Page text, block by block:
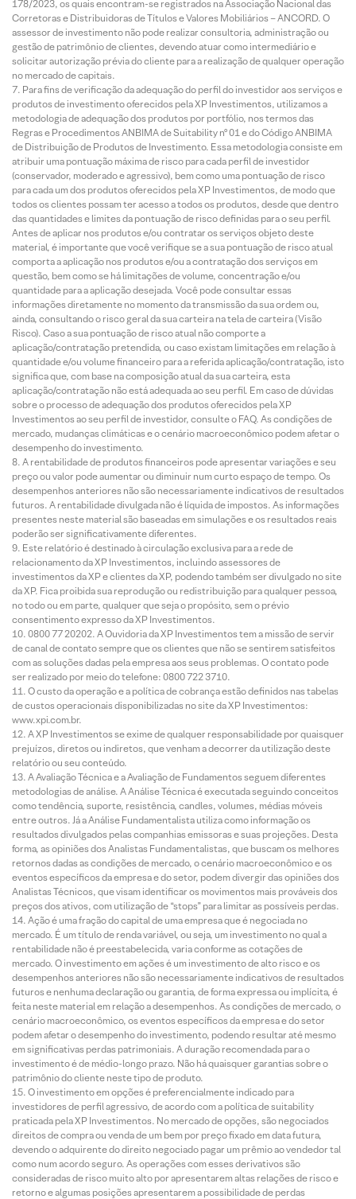
178/2023, os quais encontram-se registrados na Associação Nacional das
Corretoras e Distribuidoras de Títulos e Valores Mobiliários – ANCORD. O
assessor de investimento não pode realizar consultoria, administração ou
gestão de patrimônio de clientes, devendo atuar como intermediário e
solicitar autorização prévia do cliente para a realização de qualquer operação
no mercado de capitais.
Para fins de verificação da adequação do perfil do investidor aos serviços e
produtos de investimento oferecidos pela XP Investimentos, utilizamos a
metodologia de adequação dos produtos por portfólio, nos termos das
Regras e Procedimentos ANBIMA de Suitability nº 01 e do Código ANBIMA
de Distribuição de Produtos de Investimento. Essa metodologia consiste em
atribuir uma pontuação máxima de risco para cada perfil de investidor
(conservador, moderado e agressivo), bem como uma pontuação de risco
para cada um dos produtos oferecidos pela XP Investimentos, de modo que
todos os clientes possam ter acesso a todos os produtos, desde que dentro
das quantidades e limites da pontuação de risco definidas para o seu perfil.
Antes de aplicar nos produtos e/ou contratar os serviços objeto deste
material, é importante que você verifique se a sua pontuação de risco atual
comporta a aplicação nos produtos e/ou a contratação dos serviços em
questão, bem como se há limitações de volume, concentração e/ou
quantidade para a aplicação desejada. Você pode consultar essas
informações diretamente no momento da transmissão da sua ordem ou,
ainda, consultando o risco geral da sua carteira na tela de carteira (Visão
Risco). Caso a sua pontuação de risco atual não comporte a
aplicação/contratação pretendida, ou caso existam limitações em relação à
quantidade e/ou volume financeiro para a referida aplicação/contratação, isto
significa que, com base na composição atual da sua carteira, esta
aplicação/contratação não está adequada ao seu perfil. Em caso de dúvidas
sobre o processo de adequação dos produtos oferecidos pela XP
Investimentos ao seu perfil de investidor, consulte o FAQ. As condições de
mercado, mudanças climáticas e o cenário macroeconômico podem afetar o
desempenho do investimento.
A rentabilidade de produtos financeiros pode apresentar variações e seu
preço ou valor pode aumentar ou diminuir num curto espaço de tempo. Os
desempenhos anteriores não são necessariamente indicativos de resultados
futuros. A rentabilidade divulgada não é líquida de impostos. As informações
presentes neste material são baseadas em simulações e os resultados reais
poderão ser significativamente diferentes.
Este relatório é destinado à circulação exclusiva para a rede de
relacionamento da XP Investimentos, incluindo assessores de
investimentos da XP e clientes da XP, podendo também ser divulgado no site
da XP. Fica proibida sua reprodução ou redistribuição para qualquer pessoa,
no todo ou em parte, qualquer que seja o propósito, sem o prévio
consentimento expresso da XP Investimentos.
0800 77 20202. A Ouvidoria da XP Investimentos tem a missão de servir
de canal de contato sempre que os clientes que não se sentirem satisfeitos
com as soluções dadas pela empresa aos seus problemas. O contato pode
ser realizado por meio do telefone: 0800 722 3710.
O custo da operação e a política de cobrança estão definidos nas tabelas
de custos operacionais disponibilizadas no site da XP Investimentos:
www.xpi.com.br.
A XP Investimentos se exime de qualquer responsabilidade por quaisquer
prejuízos, diretos ou indiretos, que venham a decorrer da utilização deste
relatório ou seu conteúdo.
A Avaliação Técnica e a Avaliação de Fundamentos seguem diferentes
metodologias de análise. A Análise Técnica é executada seguindo conceitos
como tendência, suporte, resistência, candles, volumes, médias móveis
entre outros. Já a Análise Fundamentalista utiliza como informação os
resultados divulgados pelas companhias emissoras e suas projeções. Desta
forma, as opiniões dos Analistas Fundamentalistas, que buscam os melhores
retornos dadas as condições de mercado, o cenário macroeconômico e os
eventos específicos da empresa e do setor, podem divergir das opiniões dos
Analistas Técnicos, que visam identificar os movimentos mais prováveis dos
preços dos ativos, com utilização de “stops” para limitar as possíveis perdas.
Ação é uma fração do capital de uma empresa que é negociada no
mercado. É um título de renda variável, ou seja, um investimento no qual a
rentabilidade não é preestabelecida, varia conforme as cotações de
mercado. O investimento em ações é um investimento de alto risco e os
desempenhos anteriores não são necessariamente indicativos de resultados
futuros e nenhuma declaração ou garantia, de forma expressa ou implícita, é
feita neste material em relação a desempenhos. As condições de mercado, o
cenário macroeconômico, os eventos específicos da empresa e do setor
podem afetar o desempenho do investimento, podendo resultar até mesmo
em significativas perdas patrimoniais. A duração recomendada para o
investimento é de médio-longo prazo. Não há quaisquer garantias sobre o
patrimônio do cliente neste tipo de produto.
O investimento em opções é preferencialmente indicado para
investidores de perfil agressivo, de acordo com a política de suitability
praticada pela XP Investimentos. No mercado de opções, são negociados
direitos de compra ou venda de um bem por preço fixado em data futura,
devendo o adquirente do direito negociado pagar um prêmio ao vendedor tal
como num acordo seguro. As operações com esses derivativos são
consideradas de risco muito alto por apresentarem altas relações de risco e
retorno e algumas posições apresentarem a possibilidade de perdas